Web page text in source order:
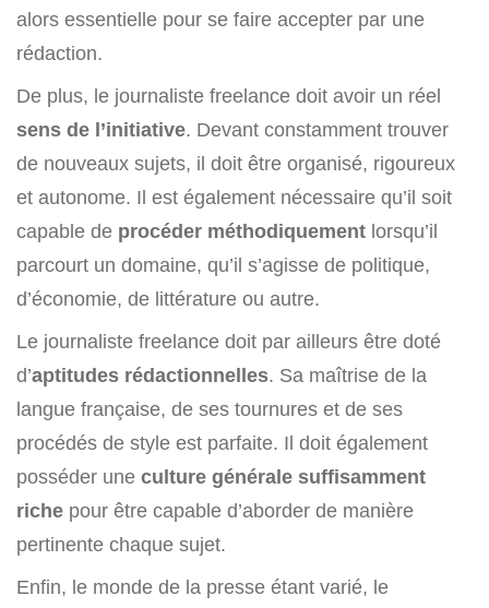
alors essentielle pour se faire accepter par une
rédaction.
De plus, le journaliste freelance doit avoir un réel
sens de l’initiative. Devant constamment trouver
de nouveaux sujets, il doit être organisé, rigoureux
et autonome. Il est également nécessaire qu’il soit
capable de procéder méthodiquement lorsqu’il
parcourt un domaine, qu’il s’agisse de politique,
d’économie, de littérature ou autre.
Le journaliste freelance doit par ailleurs être doté
d’aptitudes rédactionnelles. Sa maîtrise de la
langue française, de ses tournures et de ses
procédés de style est parfaite. Il doit également
posséder une culture générale suffisamment
riche pour être capable d’aborder de manière
pertinente chaque sujet.
Enfin, le monde de la presse étant varié, le